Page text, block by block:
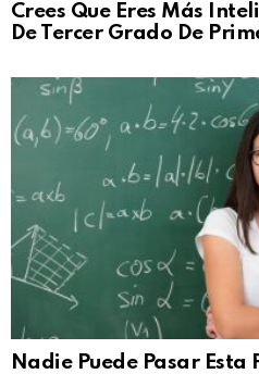
Crees Que Eres Más
De Tercer Grado De
Nadie Puede Pasar Esta